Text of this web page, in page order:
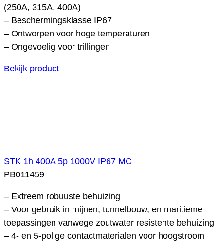
(250A, 315A, 400A)
– Beschermingsklasse IP67
– Ontworpen voor hoge temperaturen
– Ongevoelig voor trillingen
Bekijk product
STK 1h 400A 5p 1000V IP67 MC
PB011459
– Extreem robuuste behuizing
– Voor gebruik in mijnen, tunnelbouw, en maritieme
toepassingen vanwege zoutwater resistente behuizing
– 4- en 5-polige contactmaterialen voor hoogstroom